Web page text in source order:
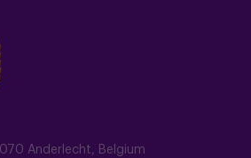
Anderlecht, Belgium